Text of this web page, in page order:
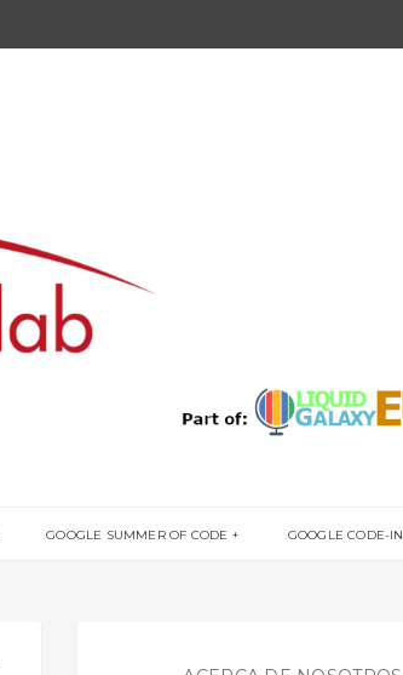
GOOGLE SUMMER OF CODE GOOGLE CODE-IN